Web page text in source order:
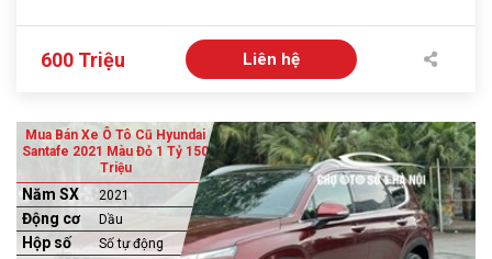
600 Triệu Liên hệ
Mua Bán Xe Ô Tô Cũ Hyundai
Santafe 2021 Màu Đỏ 1 Tỷ 150
Triệu
Năm SX 2021
Động cơ Dầu
Hộp số Số tự động